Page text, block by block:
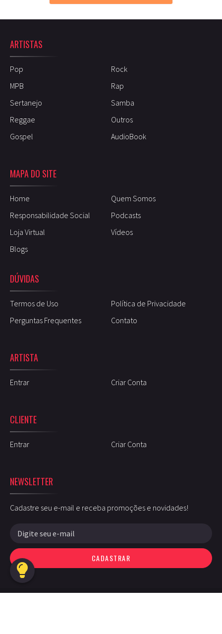
ARTISTAS
Pop
Rock
MPB
Rap
Sertanejo
Samba
Reggae
Outros
Gospel
AudioBook
MAPA DO SITE
Home
Quem Somos
Responsabilidade Social
Podcasts
Loja Virtual
Vídeos
Blogs
DÚVIDAS
Termos de Uso
Política de Privacidade
Perguntas Frequentes
Contato
ARTISTA
Entrar Criar Conta
CLIENTE
Entrar Criar Conta
NEWSLETTER
Cadastre seu e-mail e receba promoções e novidades!
CADASTRAR